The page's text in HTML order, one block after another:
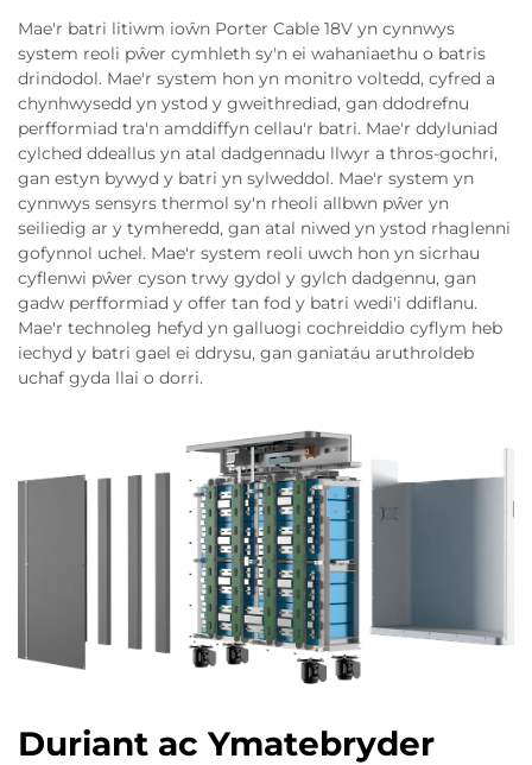
Mae'r batri litiwm ioŵn Porter Cable 18V yn cynnwys
system reoli pŵer cymhleth sy'n ei wahaniaethu o batris
drindodol. Mae'r system hon yn monitro voltedd, cyfred a
chynhwysedd yn ystod y gweithrediad, gan ddodrefnu
perfformiad tra'n amddiffyn cellau'r batri. Mae'r ddyluniad
cylched ddeallus yn atal dadgennadu llwyr a thros-gochri,
gan estyn bywyd y batri yn sylweddol. Mae'r system yn
cynnwys sensyrs thermol sy'n rheoli allbwn pŵer yn
seiliedig ar y tymheredd, gan atal niwed yn ystod rhaglenni
gofynnol uchel. Mae'r system reoli uwch hon yn sicrhau
cyflenwi pŵer cyson trwy gydol y gylch dadgennu, gan
gadw perfformiad y offer tan fod y batri wedi'i ddiflanu.
Mae'r technoleg hefyd yn galluogi cochreiddio cyflym heb
iechyd y batri gael ei ddrysu, gan ganiatáu aruthroldeb
uchaf gyda llai o dorri.
Duriant ac Ymatebryder